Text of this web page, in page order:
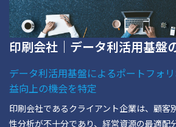
印刷会社｜データ利活用基盤
データ利活用基盤によるポートフォ
益向上の機会を特定
印刷会社であるクライアント企業は、顧客
性分析が不十分であり、経営資源の最適配